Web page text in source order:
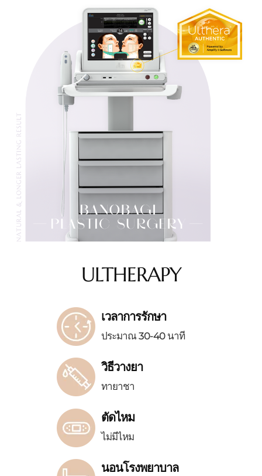
ULTHERAPY
เวลาการรักษา
ประมาณ 30-40 นาที
วิธีวางยา
ทายาชา
ตัดไหม
ไม่มีไหม
นอนโรงพยาบาล